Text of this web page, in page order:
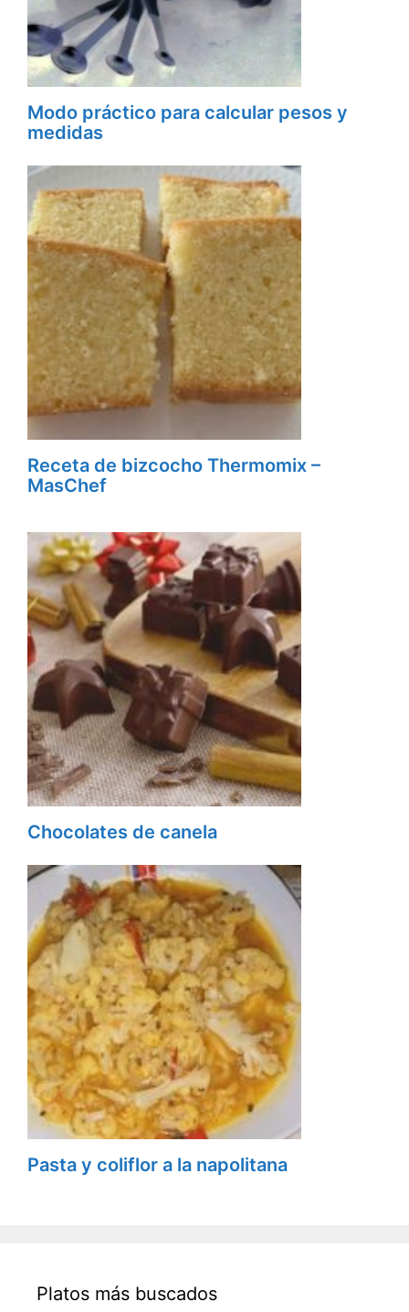
Modo práctico para calcular pesos y
medidas
Receta de bizcocho Thermomix –
MasChef
Chocolates de canela
Pasta y coliflor a la napolitana
Platos más buscados